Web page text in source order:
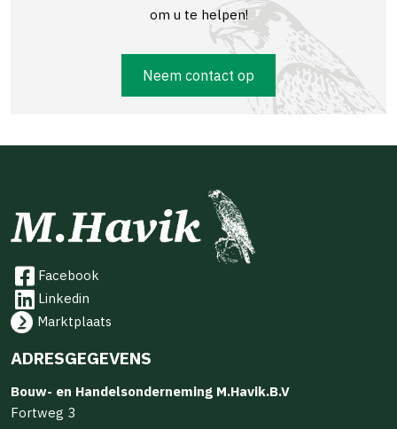
om u te helpen!
Neem contact op
Facebook
Linkedin
Marktplaats
ADRESGEGEVENS
Bouw- en Handelsonderneming M.Havik.B.V
Fortweg 3